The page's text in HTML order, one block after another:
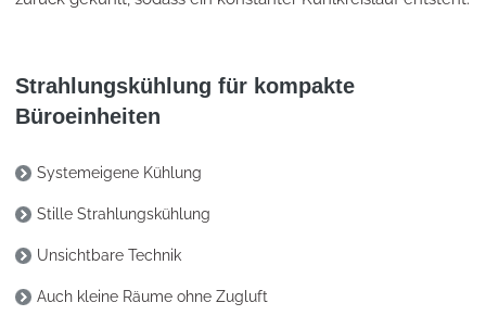
Strahlungskühlung für kompakte
Büroeinheiten
Systemeigene Kühlung
Stille Strahlungskühlung
Unsichtbare Technik
Auch kleine Räume ohne Zugluft